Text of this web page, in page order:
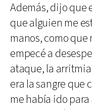
Además, dijo que
que alguien me
manos, como que
empecé a
ataque, la
era la sangre que
me había ido